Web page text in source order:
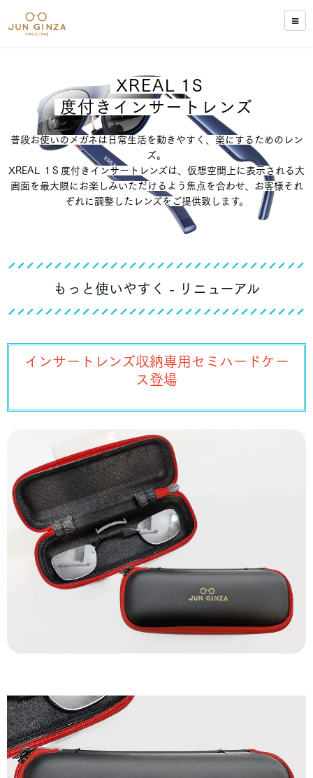
XREAL 1S
度付きインサートレンズ
普段お使いのメガネは日常生活を動きやすく、楽にするためのレン
ズ。
XREAL １S 度付きインサートレンズは、仮想空間上に表示される大
画面を最大限にお楽しみいただけるよう焦点を合わせ、お客様それ
ぞれに調整したレンズをご提供致します。
もっと使いやすく - リニューアル
インサートレンズ収納専用セミハードケー
ス登場